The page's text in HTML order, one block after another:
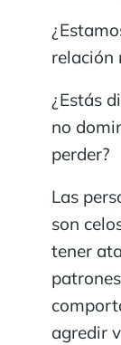
relación
¿Estás
no
perder?
Las
son
tener
agredir